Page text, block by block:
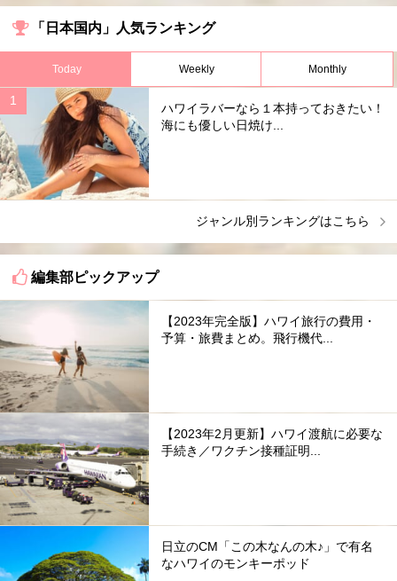
「日本国内」人気ランキング
Today Weekly Monthly
ハワイラバーなら１本持っておきたい！
海にも優しい日焼け...
ジャンル別ランキングはこちら
編集部ピックアップ
【2023年完全版】ハワイ旅行の費用・
予算・旅費まとめ。飛行機代...
【2023年2月更新】ハワイ渡航に必要な
手続き／ワクチン接種証明...
日立のCM「この木なんの木♪」で有名
なハワイのモンキーポッド